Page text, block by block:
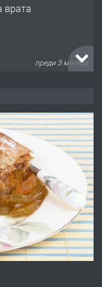
врата
преди 3 месеца
преди 10 месеца
машина -
ЕЦБ
преди 1 година